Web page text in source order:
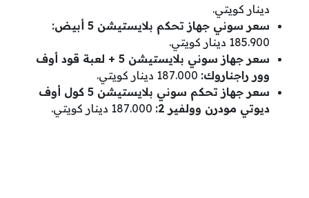
دينار كويتي.
سعر سوني جهاز تحكم بلايستيشن 5 أبيض
:
185.900 دينار كويتي.
سعر جهاز سوني بلايستيشن 5 + لعبة قود أوف
وور راجناروك:
سعر جهاز تحكم سوني بلايستيشن 5 كول أوف
ديوتي مودرن وولفير 2
: